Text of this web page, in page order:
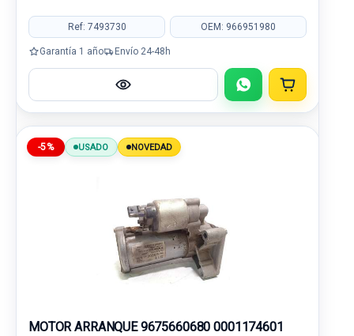
Ref: 7493730 OEM: 966951980
Garantía 1 año Envío 24-48h
-5% USADO NOVEDAD
MOTOR ARRANQUE 9675660680 0001174601